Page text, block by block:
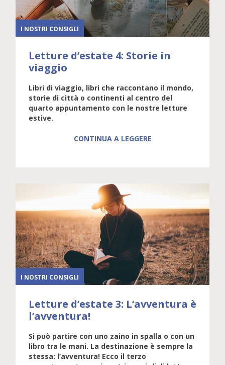
I NOSTRI CONSIGLI
Letture d’estate 4: Storie in
viaggio
Libri di viaggio, libri che raccontano il mondo,
storie di città o continenti al centro del
quarto appuntamento con le nostre letture
estive.
CONTINUA A LEGGERE
I NOSTRI CONSIGLI
Letture d’estate 3: L’avventura è
l’avventura!
Si può partire con uno zaino in spalla o con un
libro tra le mani. La destinazione è sempre la
stessa: l’avventura! Ecco il terzo